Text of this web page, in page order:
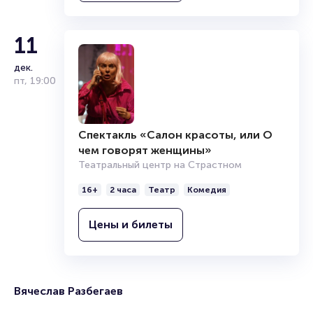
11
дек.
пт, 19:00
Спектакль «Салон красоты, или О
чем говорят женщины»
Театральный центр на Страстном
16+ 2 часа Театр Комедия
Цены и билеты
Вячеслав Разбегаев